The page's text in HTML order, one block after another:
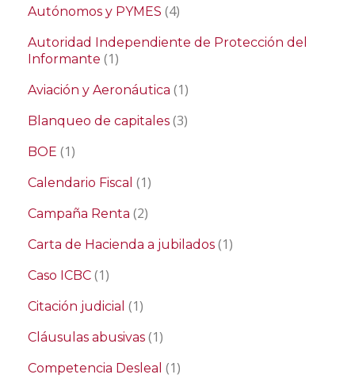
Autónomos y PYMES (4)
Autoridad Independiente de Protección del
Informante (1)
Aviación y Aeronáutica (1)
Blanqueo de capitales (3)
BOE (1)
Calendario Fiscal (1)
Campaña Renta (2)
Carta de Hacienda a jubilados (1)
Caso ICBC (1)
Citación judicial (1)
Cláusulas abusivas (1)
Competencia Desleal (1)